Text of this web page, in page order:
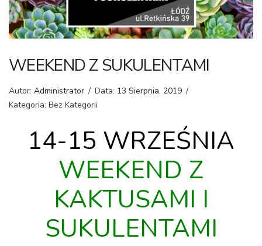
WEEKEND Z SUKULENTAMI
Autor: Administrator / Data: 13 Sierpnia, 2019 /
Kategoria: Bez Kategorii
14-15 WRZEŚNIA
WEEKEND Z
KAKTUSAMI I
SUKULENTAMI